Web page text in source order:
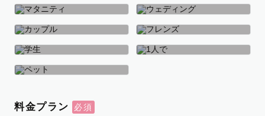
ファミリー ニューボーン
マタニティ ウェディング
カップル フレンズ
学生
料金プラン